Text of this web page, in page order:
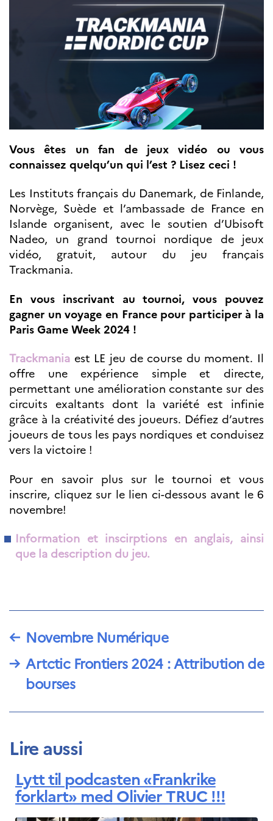
ÉDUCATION ET
LANGUE
FRANÇAISE
Apprendre le
français en
France
Promotion de la
langue
française
Francophonie
Visite de classes
Certifications
Coopération
éducative
Lycées en France
Assistants de langue
française et
Formation des
enseignants
Séminaires et
formations
pédagogiques
UNIVERSITÉS
Étudiants,
doctorants et
post-
doctorants
Norvège en voyage en
France
Étudier en
France
Bourse d’études
French+Sciences
Institutionnels
France Alumni
SCIENCE ET
RECHERCHE
Åsgard
Prix FINA
France Excellence
Research
Programme
Vous êtes un fan de jeux vidéo ou vous
connaissez quelqu’un qui l’est ? Lisez ceci !
Les Instituts français du Danemark, de Finlande,
Norvège, Suède et l’ambassade de France en
Islande organisent, avec le soutien d’Ubisoft
Nadeo, un grand tournoi nordique de jeux
vidéo, gratuit, autour du jeu français
Trackmania.
En vous inscrivant au tournoi, vous pouvez
gagner un voyage en France pour participer à la
Paris Game Week 2024 !
Trackmania est LE jeu de course du moment. Il
offre une expérience simple et directe,
permettant une amélioration constante sur des
circuits exaltants dont la variété est infinie
grâce à la créativité des joueurs. Défiez d’autres
joueurs de tous les pays nordiques et conduisez
vers la victoire !
Pour en savoir plus sur le tournoi et vous
inscrire, cliquez sur le lien ci-dessous avant le 6
novembre!
Information et inscirptions en anglais, ainsi
que la description du jeu.
← Novembre Numérique
→ Artctic Frontiers 2024 : Attribution de
bourses
Lire aussi
Lytt til podcasten «Frankrike
forklart» med Olivier TRUC !!!